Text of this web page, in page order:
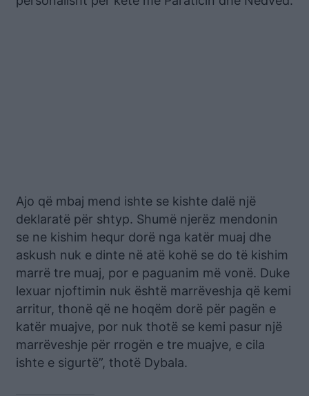
Ajo që mbaj mend ishte se kishte dalë një
deklaratë për shtyp. Shumë njerëz mendonin
se ne kishim hequr dorë nga katër muaj dhe
askush nuk e dinte në atë kohë se do të kishim
marrë tre muaj, por e paguanim më vonë. Duke
lexuar njoftimin nuk është marrëveshja që kemi
arritur, thonë që ne hoqëm dorë për pagën e
katër muajve, por nuk thotë se kemi pasur një
marrëveshje për rrogën e tre muajve, e cila
ishte e sigurtë”, thotë Dybala.